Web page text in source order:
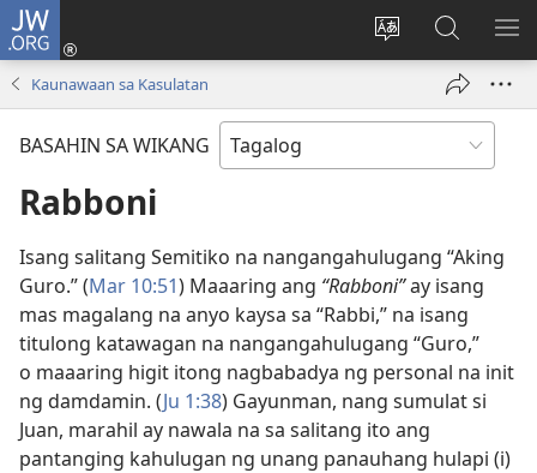
JW.ORG
Baguhin
ng
Mag-
log
bubukas
sa
JW.ORG
Kaunawaan sa Kasulatan
BASAHIN SA WIKANG
Rabboni
Isang salitang Semitiko na nangangahulugang “Aking
Guro.” (Mar 10:51) Maaaring ang “Rabboni”ay isang
mas magalang na anyo kaysa sa “Rabbi,” na isang
titulong katawagan na nangangahulugang “Guro,”
o maaaring higit itong nagbabadya ng personal na init
ng damdamin. (Ju 1:38) Gayunman, nang sumulat si
Juan, marahil ay nawala na sa salitang ito ang
pantanging kahulugan ng unang panauhang hulapi (i)